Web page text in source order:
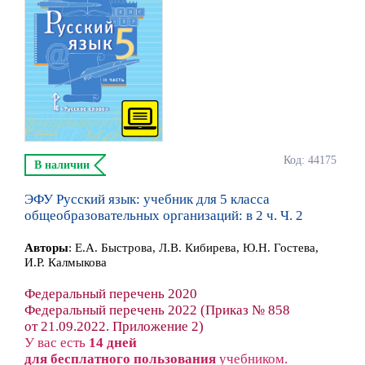
Код: 44175
В наличии
ЭФУ Русский язык: учебник для 5 класса
общеобразовательных организаций: в 2 ч. Ч. 2
Авторы: Е.А. Быстрова, Л.В. Кибирева, Ю.Н. Гостева,
И.Р. Калмыкова
Федеральный перечень 2020
Федеральный перечень 2022 (Приказ № 858
от 21.09.2022. Приложение 2)
У вас есть 14 дней
для бесплатного пользования учебником.